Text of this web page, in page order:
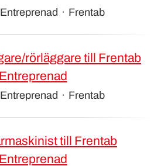
· Frentab
rörläggare till Frentab
Entreprenad
· Frentab
till Frentab
Entreprenad